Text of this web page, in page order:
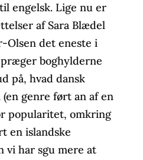
engelsk. Lige nu er
af Sara Blædel
Olsen det eneste i
boghylderne
på, hvad dansk
genre ført an af en
popularitet, omkring
en islandske
vi har sgu mere at